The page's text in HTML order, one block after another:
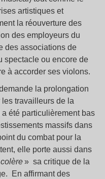
artistiques et
la réouverture des
des employeurs du
des associations de
spectacle ou encore de
à accorder ses violons.
la prolongation
travailleurs de la
été particulièrement bas
massifs dans
du combat pour la
elle porte aussi dans
» sa critique de la
En affirmant des